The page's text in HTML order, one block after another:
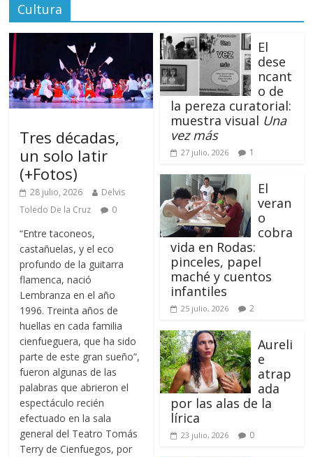
Cultura
Tres décadas,
un solo latir
(+Fotos)
28 julio, 2026
Delvis
Toledo De la Cruz
0
“Entre taconeos,
castañuelas, y el eco
profundo de la guitarra
flamenca, nació
Lembranza en el año
1996. Treinta años de
huellas en cada familia
cienfueguera, que ha sido
parte de este gran sueño”,
fueron algunas de las
palabras que abrieron el
espectáculo recién
efectuado en la sala
general del Teatro Tomás
Terry de Cienfuegos, por
El
dese
ncant
o de
la pereza curatorial:
muestra visual Una
vez más
27 julio, 2026 1
El
veran
o
cobra
vida en Rodas:
pinceles, papel
maché y cuentos
infantiles
25 julio, 2026 2
Aureli
e
atrap
ada
por las alas de la
lírica
23 julio, 2026 0